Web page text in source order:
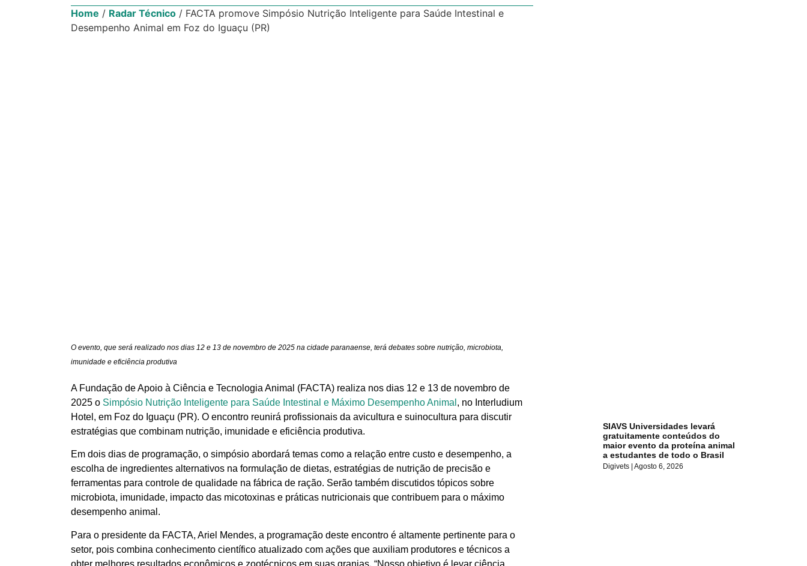
Home / Radar Técnico/ FACTA promove Simpósio Nutrição Inteligente para Saúde Intestinal e
Desempenho Animal em Foz do Iguaçu (PR)
O evento, que será realizado nos dias 12 e 13 de novembro de 2025 na cidade paranaense, terá debates sobre nutrição, microbiota,
imunidade e eficiência produtiva
A Fundação de Apoio à Ciência e Tecnologia Animal (FACTA) realiza nos dias 12 e 13 de novembro de
2025 o Simpósio Nutrição Inteligente para Saúde Intestinal e Máximo Desempenho Animal , no Interludium
Hotel, em Foz do Iguaçu (PR). O encontro reunirá profissionais da avicultura e suinocultura para discutir
estratégias que combinam nutrição, imunidade e eficiência produtiva.
Em dois dias de programação, o simpósio abordará temas como a relação entre custo e desempenho, a
escolha de ingredientes alternativos na formulação de dietas, estratégias de nutrição de precisão e
ferramentas para controle de qualidade na fábrica de ração. Serão também discutidos tópicos sobre
microbiota, imunidade, impacto das micotoxinas e práticas nutricionais que contribuem para o máximo
desempenho animal.
Para o presidente da FACTA, Ariel Mendes, a programação deste encontro é altamente pertinente para o
setor, pois combina conhecimento científico atualizado com ações que auxiliam produtores e técnicos a
obter melhores resultados econômicos e zootécnicos em suas granjas. “Nosso objetivo é levar ciência
SIAVS Universidades levará
gratuitamente conteúdos do
maior evento da proteína animal
a estudantes de todo o Brasil
Digivets Agosto 6, 2026